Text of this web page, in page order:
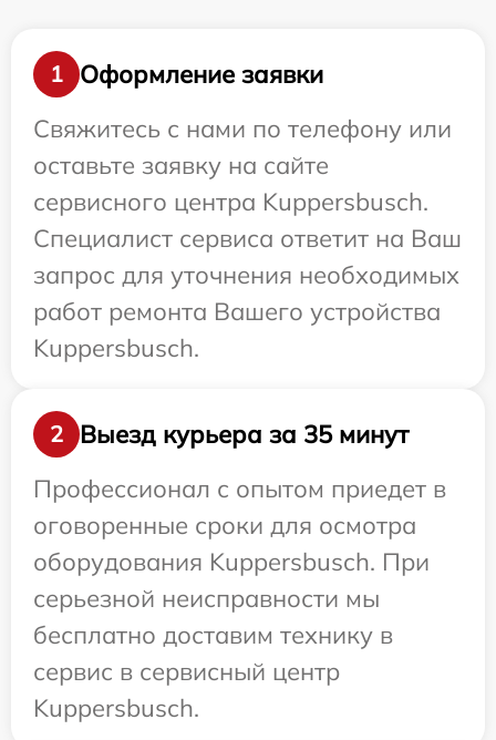
1
Оформление заявки
Свяжитесь с нами по телефону или
оставьте заявку на сайте
сервисного центра Kuppersbusch.
Специалист сервиса ответит на Ваш
запрос для уточнения необходимых
работ ремонта Вашего устройства
Kuppersbusch.
2
Выезд курьера за 35 минут
Профессионал с опытом приедет в
оговоренные сроки для осмотра
оборудования Kuppersbusch. При
серьезной неисправности мы
бесплатно доставим технику в
сервис в сервисный центр
Kuppersbusch.